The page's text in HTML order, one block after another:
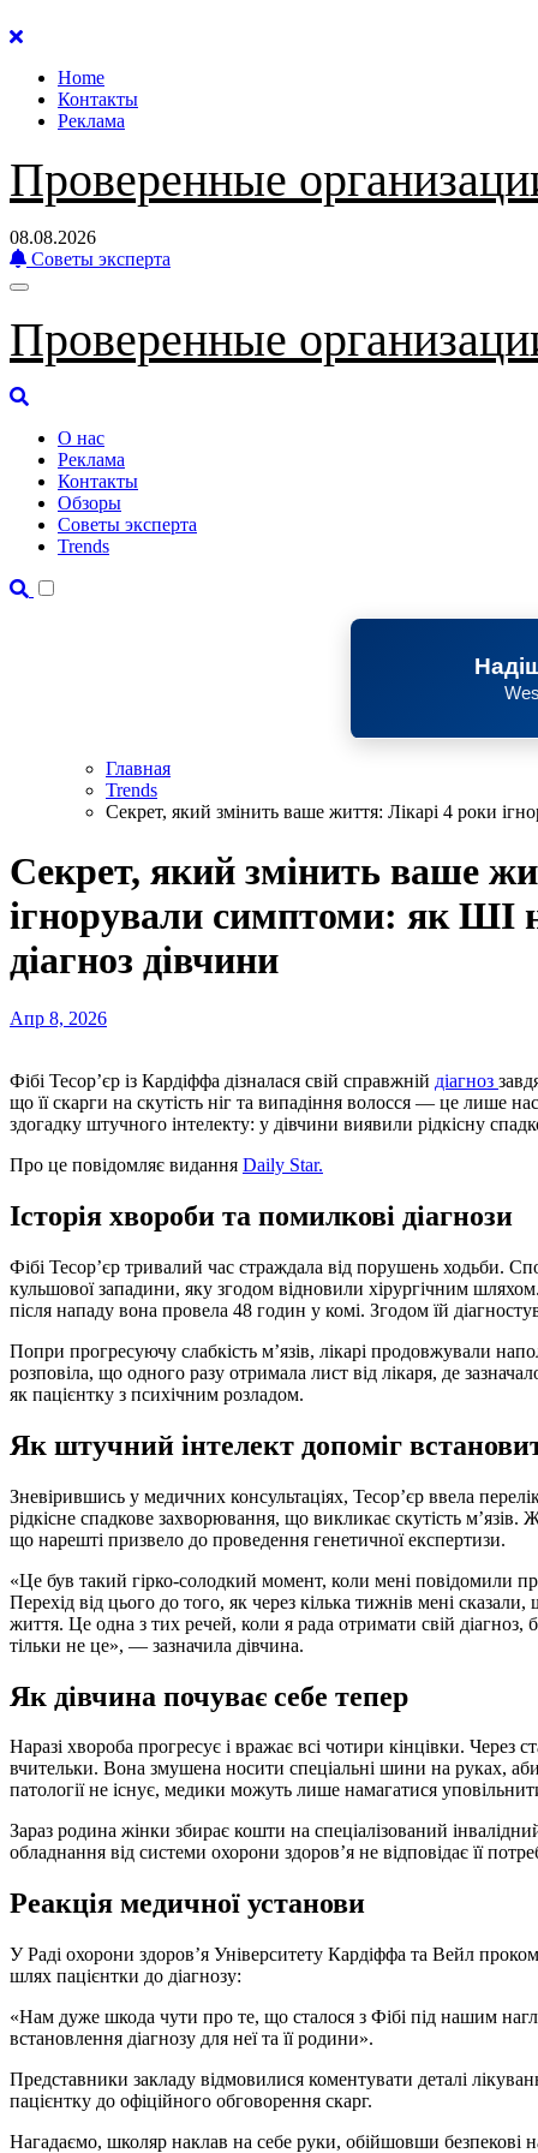
Перейти
содержанию
Home
Контакты
Реклама
Проверенные
08.08.2026
Советы эксперта
Проверенные
О нас
Реклама
Контакты
Обзоры
Советы эксперта
Trends
Главная
Trends
Секрет, який змінить ваше життя: Лікарі 4 роки
Секрет, який змінить ваше
ігнорували симптоми: як ШІ
діагноз дівчини
Апр 8, 2026
Фібі Тесор’єр із Кардіффа дізналася свій справжній діагноз
що її скарги на скутість ніг та випадіння волосся — це лише
здогадку штучного інтелекту: у дівчини виявили рідкісну
Про це повідомляє видання Daily Star.
Історія хвороби та помилкові діагнози
Фібі Тесор’єр тривалий час страждала від порушень ходьби.
кульшової западини, яку згодом відновили хірургічним
після нападу вона провела 48 годин у комі. Згодом їй
Попри прогресуючу слабкість м’язів, лікарі продовжували
розповіла, що одного разу отримала лист від лікаря, де
як пацієнтку з психічним розладом.
Як штучний інтелект допоміг
Зневірившись у медичних консультаціях, Тесор’єр ввела
рідкісне спадкове захворювання, що викликає скутість м’язів.
що нарешті призвело до проведення генетичної експертизи.
«Це був такий гірко-солодкий момент, коли мені повідомили
Перехід від цього до того, як через кілька тижнів мені
життя. Це одна з тих речей, коли я рада отримати свій
тільки не це», — зазначила дівчина.
Як дівчина почуває себе тепер
Наразі хвороба прогресує і вражає всі чотири кінцівки. Через
вчительки. Вона змушена носити спеціальні шини на руках, аби
патології не існує, медики можуть лише намагатися
Зараз родина жінки збирає кошти на спеціалізований
обладнання від системи охорони здоров’я не відповідає її
Реакція медичної установи
У Раді охорони здоров’я Університету Кардіффа та Вейл
шлях пацієнтки до діагнозу:
«Нам дуже шкода чути про те, що сталося з Фібі під нашим
встановлення діагнозу для неї та її родини».
Представники закладу відмовилися коментувати деталі
пацієнтку до офіційного обговорення скарг.
Нагадаємо, школяр наклав на себе руки, обійшовши безпекові